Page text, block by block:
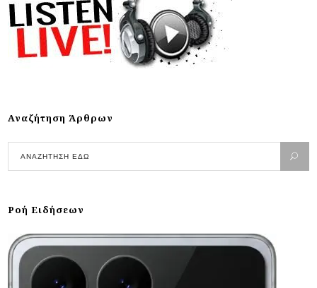
Αναζήτηση Άρθρων
Ροή Ειδήσεων